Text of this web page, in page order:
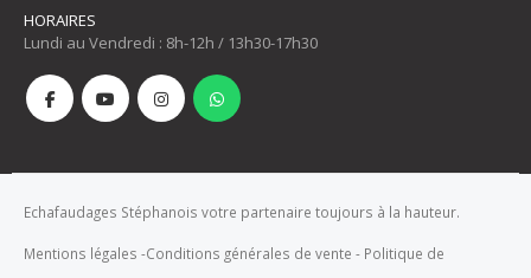
HORAIRES
Lundi au Vendredi : 8h-12h / 13h30-17h30
Echafaudages Stéphanois votre partenaire toujours à la hauteur.
Mentions légales -Conditions générales de vente - Politique de